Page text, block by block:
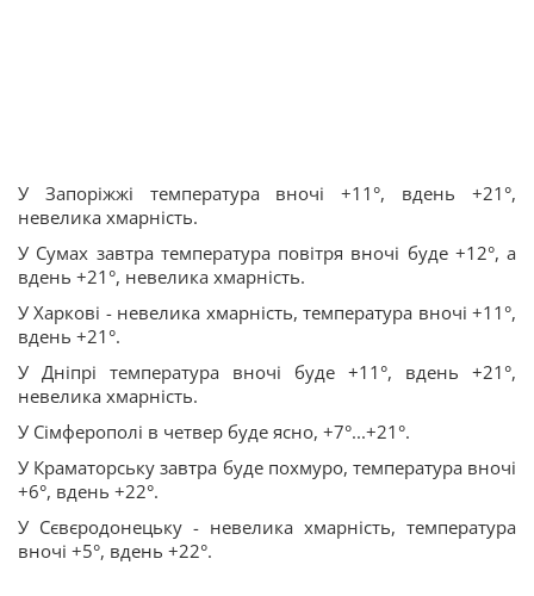
У Запоріжжі температура вночі +11°, вдень +21°,
невелика хмарність.
У Сумах завтра температура повітря вночі буде +12°, а
вдень +21°, невелика хмарність.
У Харкові - невелика хмарність, температура вночі +11°,
вдень +21°.
У Дніпрі температура вночі буде +11°, вдень +21°,
невелика хмарність.
У Сімферополі в четвер буде ясно, +7°...+21°.
У Краматорську завтра буде похмуро, температура вночі
+6°, вдень +22°.
У Сєвєродонецьку - невелика хмарність, температура
вночі +5°, вдень +22°.